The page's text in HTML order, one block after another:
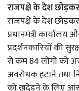
राजपक्षे के देश
राजपक्षे के देश
प्रधानमंत्री
प्रदर्शनकारियों की
से कम 84 लोगों को
अवरोधक हटाने तथा